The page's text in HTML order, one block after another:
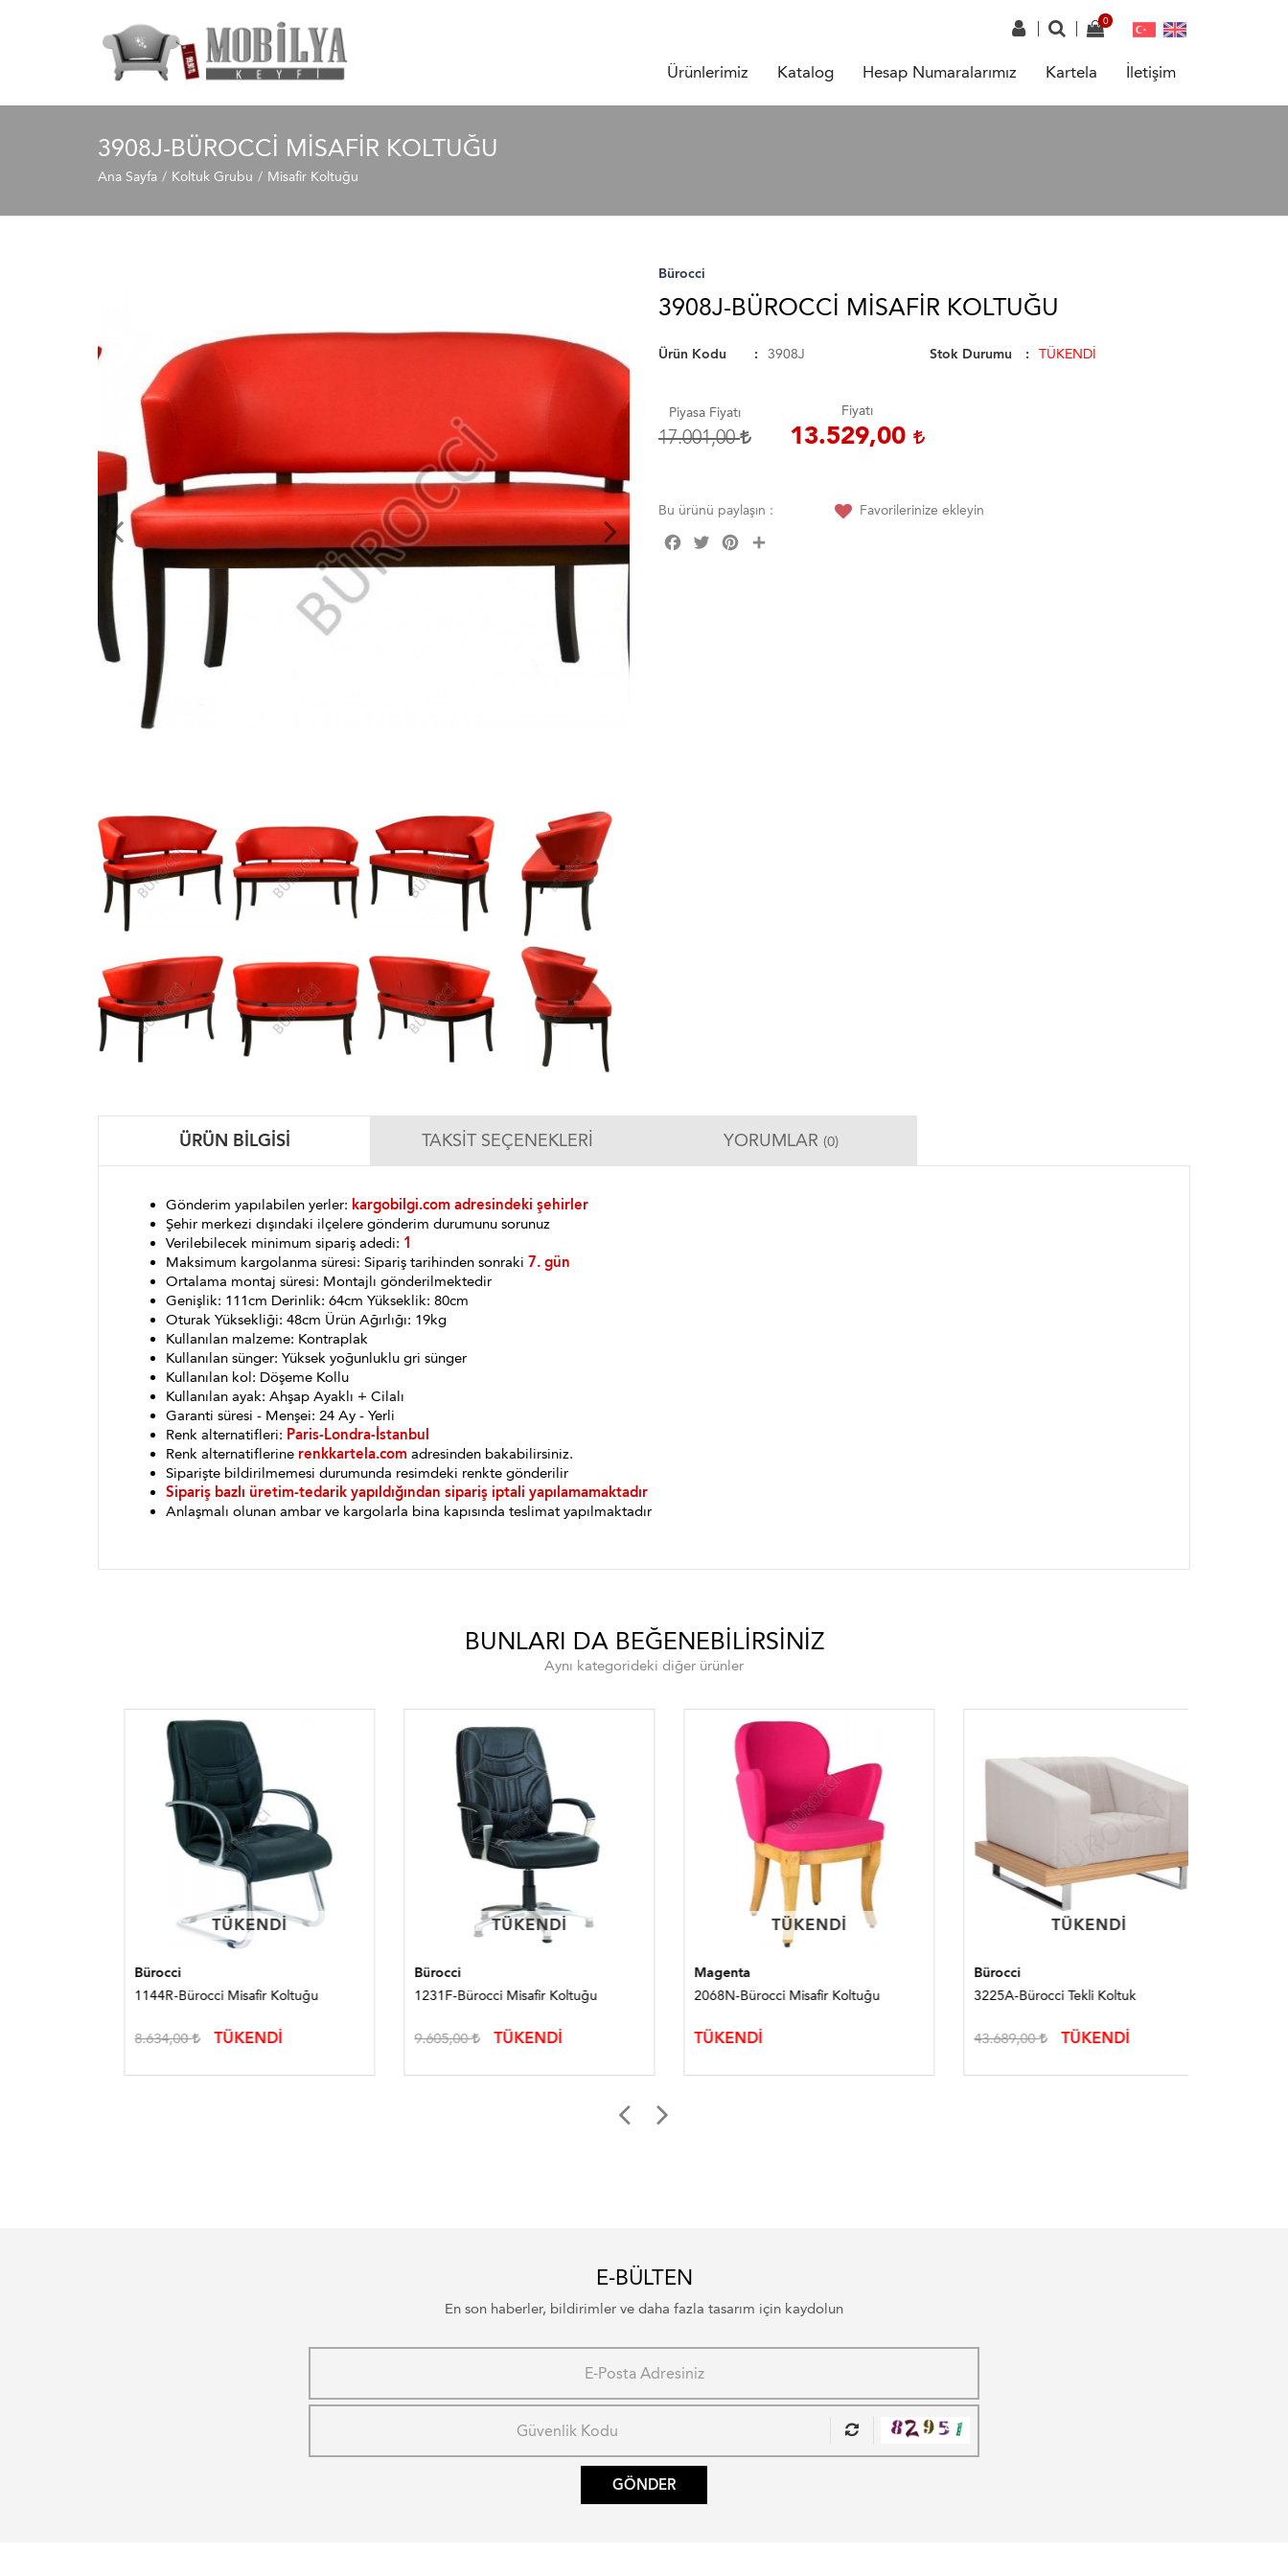
Ürünlerimiz Katalog Hesap Numaralarımız Kartela İletişim
3908J-BÜROCCI MISAFIR KOLTUĞU
Ana Sayfa Koltuk Grubu Misafir Koltuğu
Bürocci
3908J-BÜROCCI MISAFIR KOLTUĞU
Ürün Kodu 3908J Stok Durumu TÜKENDİ
Piyasa Fiyatı
17.001,00
Fiyatı
13.529,00
Bu ürünü paylaşın :
FacebookTwitterPinterest
Favorilerinize ekleyin
ÜRÜN BILGISI TAKSIT SEÇENEKLERI YORUMLAR (0)
Gönderim yapılabilen yerler: kargobilgi.com adresindeki şehirler
Şehir merkezi dışındaki ilçelere gönderim durumunu sorunuz
Verilebilecek minimum sipariş adedi: 1
Maksimum kargolanma süresi: Sipariş tarihinden sonraki 7. gün
Ortalama montaj süresi: Montajlı gönderilmektedir
Genişlik: 111cm Derinlik: 64cm Yükseklik: 80cm
Oturak Yüksekliği: 48cm Ürün Ağırlığı: 19kg
Kullanılan malzeme: Kontraplak
Kullanılan sünger: Yüksek yoğunluklu gri sünger
Kullanılan kol: Döşeme Kollu
Kullanılan ayak: Ahşap Ayaklı + Cilalı
Garanti süresi - Menşei: 24 Ay - Yerli
Renk alternatifleri: Paris-Londra-İstanbul
Renk alternatiflerine renkkartela.com adresinden bakabilirsiniz.
Siparişte bildirilmemesi durumunda resimdeki renkte gönderilir
Sipariş bazlı üretim-tedarik yapıldığından sipariş iptali yapılamamaktadır
Anlaşmalı olunan ambar ve kargolarla bina kapısında teslimat yapılmaktadır
BUNLARI DA BEĞENEBILIRSINIZ
Aynı kategorideki diğer ürünler
TÜKENDI
TÜKENDI
Bürocci
1144R-Bürocci Misafir Koltuğu
8.634,00 TÜKENDİ
TÜKENDI
TÜKENDI
Bürocci
1231F-Bürocci Misafir Koltuğu
9.605,00 TÜKENDİ
TÜKENDI
TÜKENDI
Magenta
2068N-Bürocci Misafir Koltuğu
TÜKENDİ
TÜKENDI
TÜKENDI
Bürocci
3225A-Bürocci Tekli Koltuk
43.689,00 TÜKENDİ
E-BÜLTEN
En son haberler, bildirimler ve daha fazla tasarım için kaydolun
GÖNDER